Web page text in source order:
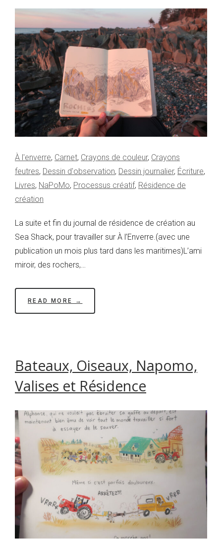
À l'enverre, Carnet, Crayons de couleur, Crayons
feutres, Dessin d'observation, Dessin journalier, Écriture,
Livres, NaPoMo, Processus créatif, Résidence de
création
La suite et fin du journal de résidence de création au
Sea Shack, pour travailler sur À l’Enverre.(avec une
publication un mois plus tard dans les maritimes)L’ami
miroir, des rochers,…
READ MORE →
Bateaux, Oiseaux, Napomo,
Valises et Résidence